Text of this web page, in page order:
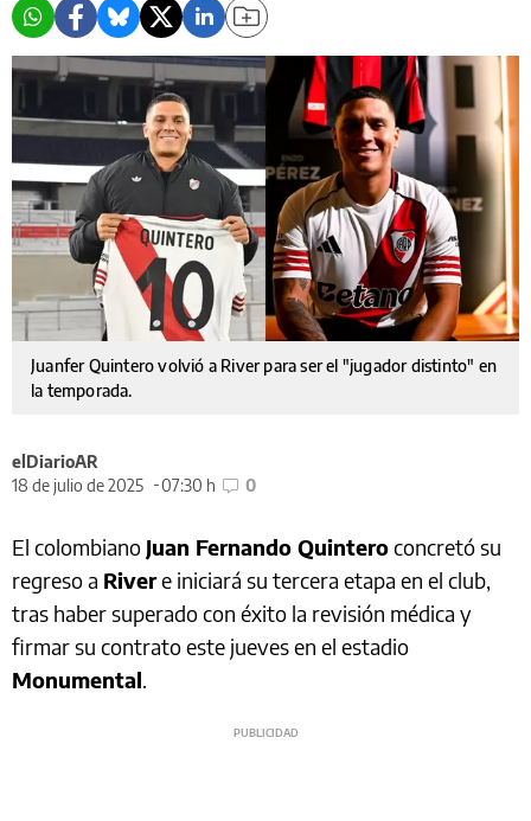
Juanfer Quintero volvió a River para ser el "jugador distinto" en
la temporada.
elDiarioAR
18 de julio de 2025
07:30 h 0
El colombiano Juan Fernando Quinteroconcretó su
regreso a Rivere iniciará su tercera etapa en el club,
tras haber superado con éxito la revisión médica y
firmar su contrato este jueves en el estadio
Monumental.